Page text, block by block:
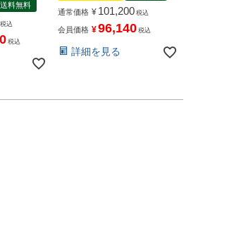
送料無料
税込
税込
通常価格 ¥ 101,200 税込
会員価格 ¥96,140 税込
詳細を見る